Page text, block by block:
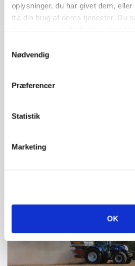
oplysninger, du har givet dem,
fra din brug af deres tjenester. Du
Nødvendig
Præferencer
Statistik
Marketing
OK
»Nu stopper I«:
gødskningslov